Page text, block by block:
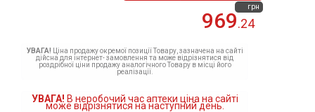
969.24
грн
УВАГА! Ціна продажу окремої позиції Товару, зазначена на сайті
дійсна для інтернет- замовлення та може відрізнятися від
роздрібної ціни продажу аналогічного Товару в місці його
реалізації.
УВАГА! В неробочий час аптеки ціна на сайті
може відрізнятися на наступний день.